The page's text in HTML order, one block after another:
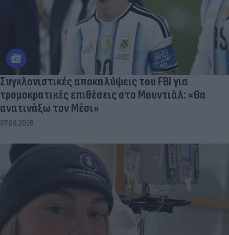
Συγκλονιστικές αποκαλύψεις του FBI για
τρομοκρατικές επιθέσεις στο Μουντιάλ: «Θα
ανατινάξω τον Μέσι»
07.08.2026